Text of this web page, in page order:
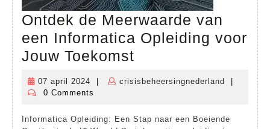
Ontdek de Meerwaarde van
een Informatica Opleiding voor
Jouw Toekomst
Meerwaarde
07 april 2024
07
april
crisisbeheersingnederland
0 Comments
Informatica Opleiding: Een Stap naar een Boeiende